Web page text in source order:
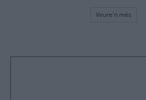
Veure'n més